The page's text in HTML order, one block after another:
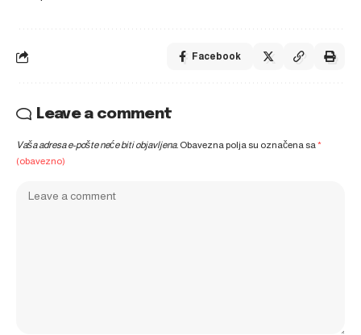
Facebook
Leave a comment
Vaša adresa e-pošte neće biti objavljena. Obavezna polja su označena sa*
(obavezno)